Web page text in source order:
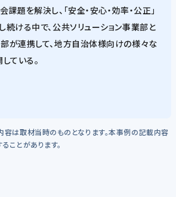
題を解決し、「安全・安心・効率・公正」
続ける中で、公共ソリューション事業部と
が連携して、地方自治体様向けの様々な
ている。
容は取材当時のものとなります。本事例の記載内容
ことがあります。